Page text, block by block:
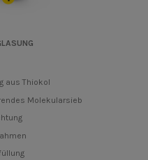
aus Thiokol
Molekularsieb